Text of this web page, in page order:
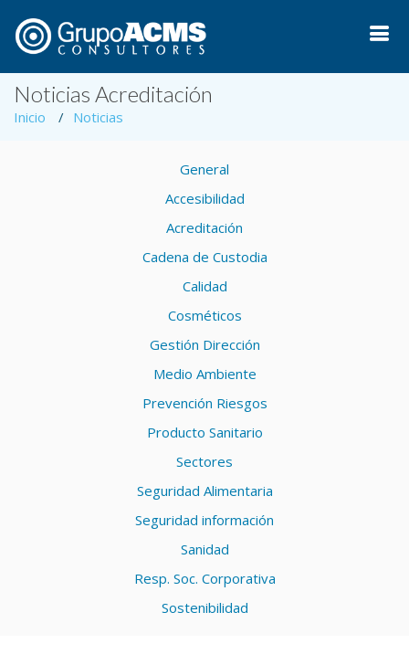
Noticias Acreditación
Inicio Noticias
General
Accesibilidad
Acreditación
Cadena de Custodia
Calidad
Cosméticos
Gestión Dirección
Medio Ambiente
Prevención Riesgos
Producto Sanitario
Sectores
Seguridad Alimentaria
Seguridad información
Sanidad
Resp. Soc. Corporativa
Sostenibilidad